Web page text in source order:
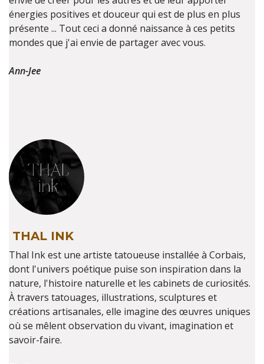
énergies positives et douceur qui est de plus en plus
présente ... Tout ceci a donné naissance à ces petits
mondes que j'ai envie de partager avec vous.
Ann-Jee
THAL INK
Thal Ink est une artiste tatoueuse installée à Corbais,
dont l'univers poétique puise son inspiration dans la
nature, l'histoire naturelle et les cabinets de curiosités.
À travers tatouages, illustrations, sculptures et
créations artisanales, elle imagine des œuvres uniques
où se mêlent observation du vivant, imagination et
savoir-faire.